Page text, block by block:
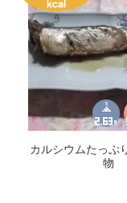
カルシウムたっぷ
物